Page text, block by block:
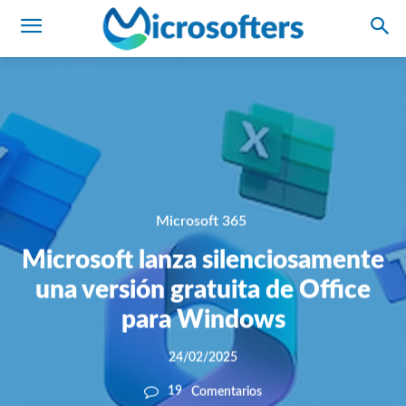
Microsoft 365
Microsoft lanza silenciosamente
una versión gratuita de Office
para Windows
24/02/2025
19 Comentarios